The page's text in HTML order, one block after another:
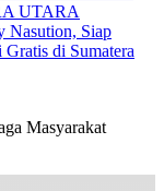
Nasution, Siap
di Sumatera
Masyarakat